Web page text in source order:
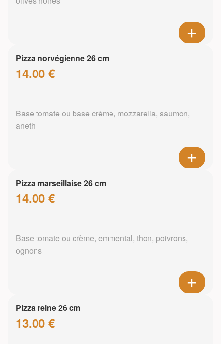
Pizza norvégienne 26 cm
14.00 €
Base tomate ou base crème, mozzarella, saumon,
aneth
Pizza marseillaise 26 cm
14.00 €
Base tomate ou crème, emmental, thon, poivrons,
ognons
Pizza reine 26 cm
13.00 €